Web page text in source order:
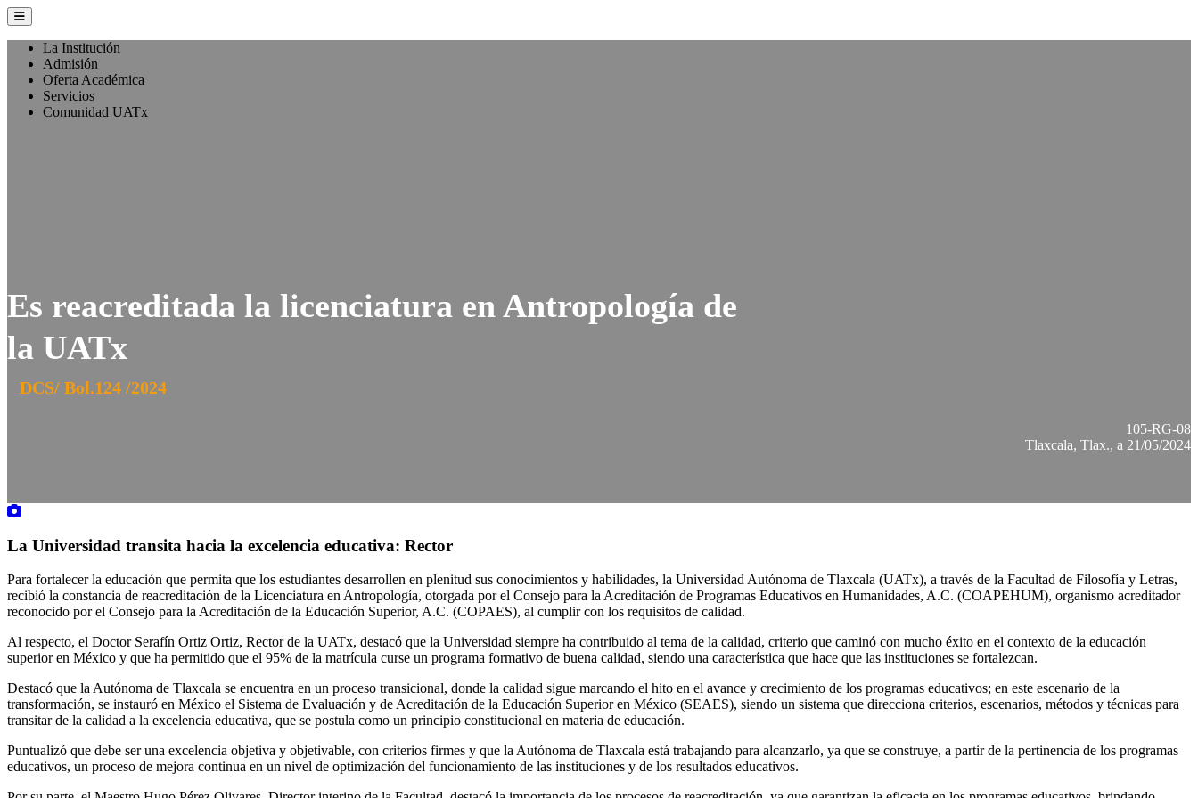
La Institución
Admisión
Oferta Académica
Servicios
Comunidad UATx
Es reacreditada la licenciatura en Antropología de
la UATx
DCS/ Bol.124 /2024
105-RG-08
Tlaxcala, Tlax., a 21/05/2024
La Universidad transita hacia la excelencia educativa: Rector
Para fortalecer la educación que permita que los estudiantes desarrollen en plenitud sus conocimientos y habilidades, la Universidad Autónoma de Tlaxcala (UATx), a través de la Facultad de Filosofía y Letras,
recibió la constancia de reacreditación de la Licenciatura en Antropología, otorgada por el Consejo para la Acreditación de Programas Educativos en Humanidades, A.C. (COAPEHUM), organismo acreditador
reconocido por el Consejo para la Acreditación de la Educación Superior, A.C. (COPAES), al cumplir con los requisitos de calidad.
Al respecto, el Doctor Serafín Ortiz Ortiz, Rector de la UATx, destacó que la Universidad siempre ha contribuido al tema de la calidad, criterio que caminó con mucho éxito en el contexto de la educación
superior en México y que ha permitido que el 95% de la matrícula curse un programa formativo de buena calidad, siendo una característica que hace que las instituciones se fortalezcan.
Destacó que la Autónoma de Tlaxcala se encuentra en un proceso transicional, donde la calidad sigue marcando el hito en el avance y crecimiento de los programas educativos; en este escenario de la
transformación, se instauró en México el Sistema de Evaluación y de Acreditación de la Educación Superior en México (SEAES), siendo un sistema que direcciona criterios, escenarios, métodos y técnicas para
transitar de la calidad a la excelencia educativa, que se postula como un principio constitucional en materia de educación.
Puntualizó que debe ser una excelencia objetiva y objetivable, con criterios firmes y que la Autónoma de Tlaxcala está trabajando para alcanzarlo, ya que se construye, a partir de la pertinencia de los programas
educativos, un proceso de mejora continua en un nivel de optimización del funcionamiento de las instituciones y de los resultados educativos.